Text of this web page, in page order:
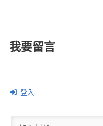
我要留言
登入